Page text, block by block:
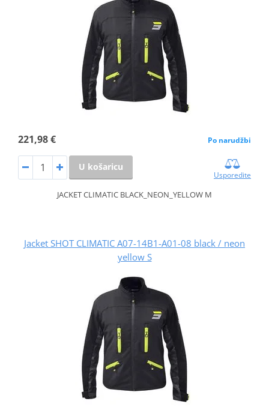
221,98 € Po narudžbi
U košaricu
Usporedite
JACKET CLIMATIC BLACK_NEON_YELLOW M
Jacket SHOT CLIMATIC A07-14B1-A01-08 black / neon
yellow S